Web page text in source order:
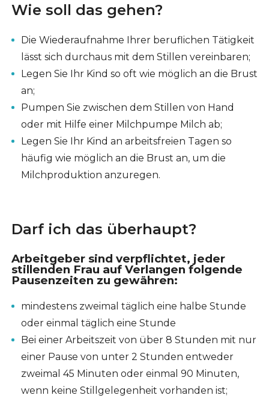
Wie soll das gehen?
Die Wiederaufnahme Ihrer beruflichen Tätigkeit
lässt sich durchaus mit dem Stillen vereinbaren;
Legen Sie Ihr Kind so oft wie möglich an die Brust
an;
Pumpen Sie zwischen dem Stillen von Hand
oder mit Hilfe einer Milchpumpe Milch ab;
Legen Sie Ihr Kind an arbeitsfreien Tagen so
häufig wie möglich an die Brust an, um die
Milchproduktion anzuregen.
Darf ich das überhaupt?
Arbeitgeber sind verpflichtet, jeder
stillenden Frau auf Verlangen folgende
Pausenzeiten zu gewähren:
mindestens zweimal täglich eine halbe Stunde
oder einmal täglich eine Stunde
Bei einer Arbeitszeit von über 8 Stunden mit nur
einer Pause von unter 2 Stunden entweder
zweimal 45 Minuten oder einmal 90 Minuten,
wenn keine Stillgelegenheit vorhanden ist;